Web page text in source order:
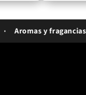
Aromas y fragancias